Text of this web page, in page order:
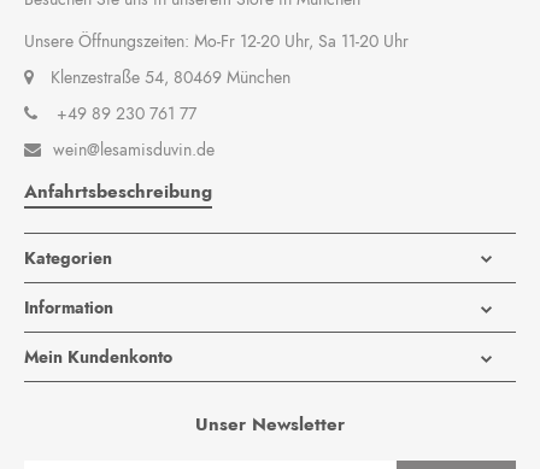
Unsere Öffnungszeiten: Mo-Fr 12-20 Uhr, Sa 11-20 Uhr
Klenzestraße 54, 80469 München
+49 89 230 761 77
 wein@lesamisduvin.de
Anfahrtsbeschreibung
Kategorien
Information
Mein Kundenkonto
Unser Newsletter